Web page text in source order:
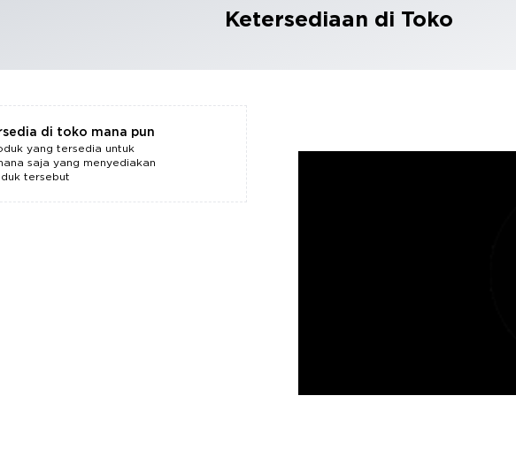
Ketersediaan di Toko
di toko mana pun
yang tersedia untuk
saja yang menyediakan
tersebut